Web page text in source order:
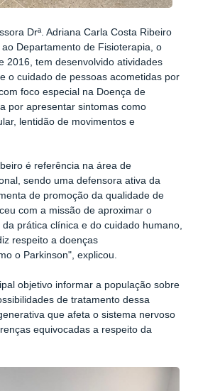
Drª. Adriana Carla Costa Ribeiro
Departamento de Fisioterapia, o
2016, tem desenvolvido atividades
o cuidado de pessoas acometidas por
foco especial na Doença de
por apresentar sintomas como
lentidão de movimentos e
é referência na área de
sendo uma defensora ativa da
de promoção da qualidade de
com a missão de aproximar o
prática clínica e do cuidado humano,
respeito a doenças
o Parkinson", explicou.
objetivo informar a população sobre
de tratamento dessa
que afeta o sistema nervoso
equivocadas a respeito da